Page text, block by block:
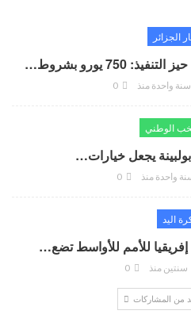
الجزائر
يورو بشروط…
سنة واحدة منذ
الوطني
يجعل خيارات…
واحدة منذ
اليد
للأمم للأواسط تضع…
سنتين منذ 0
من المشاركات